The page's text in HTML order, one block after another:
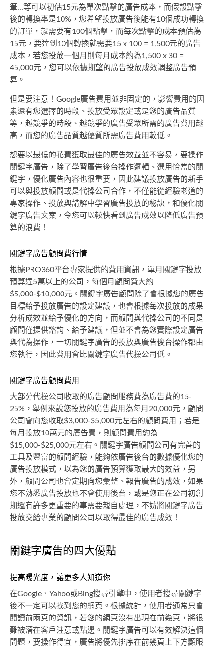
筆...等可以初估15元為單次點擊的廣告成本，而假設點擊
後的轉換率是10%，您希望投放廣告後能有10個成功轉換
的訂單，就需要有100個點擊，而每次點擊的成本預估為
15元，要達到10個轉換就需要15 x 100 = 1,500元的廣告
成本，若您投放一個月則每月成本約為1,500 x 30 =
45,000元，您可以依據期望的廣告投放成效調整廣告預
算。
但是要注意！Google廣告費用並非固定的，影響費用的因
素還有您選擇的時段、投放受眾設定或是您的廣告品質
等，越競爭的時段、越競爭的廣告受眾所需的廣告費用越
高，而您的廣告品質越優質所需廣告費用較低。
想要以最低的花費獲取最佳的廣告效益並不容易，要操作
關鍵字廣告，除了學習廣告後台操作邏輯、選用恰當的關
鍵字，優化廣告內容也很重要，因此建議投放廣告的新手
可以與投放顧問或是代操公司合作，不僅能從經驗老道的
專家操作、投放與講解中學習廣告投放的秘訣，和優化關
鍵字廣告文案，令您可以較快看到廣告成效以降低廣告預
算的浪費！
關鍵字廣告顧問費行情
根據PRO360平台專家提供的費用資訊，單月關鍵字投放
預算達5萬以上的公司，每個月顧問費大約
$5,000-$10,000元。關鍵字廣告顧問除了會根據您的廣告
目標給予投放廣告的設定建議，也會根據每次投放的成果
分析成效並給予優化的方向，而顧問與代操公司的不同是
顧問僅提供諮詢、給予建議，但並不會為您實際設定廣告
與代為操作，一切關鍵字廣告的投放與廣告後台操作都由
您執行，因此費用會比關鍵字廣告代操公司低。
關鍵字廣告顧問費用
大部分代操公司收取的廣告顧問服務費為廣告費的15-
25%，舉例來說您投放的廣告費用為每月20,000元，顧問
公司會向您收取$3,000-$5,000元左右的顧問費用；若是
每月投放10萬元的廣告費，則顧問費用約為
$15,000-$25,000元左右。關鍵字廣告顧問公司有完善的
工具及豐富的顧問經驗，能夠依廣告後台的數據優化您的
廣告投放模式，以為您的廣告預算獲取最大的效益，另
外，顧問公司也會定期向您彙整、報告廣告的成效，如果
您不熟悉廣告投放也不會使用後台，或是您正在公司初創
期還有許多更重要的事需要親自處理，不妨將關鍵字廣告
投放交給專業的顧問公司以取得最佳的廣告成效！
關鍵字廣告的四大優點
提高曝光度，讓更多人知道你
在Google、Yahoo或Bing搜尋引擎中，使用者搜尋關鍵字
後不一定可以找到您的網頁。根據統計，使用者通常只會
閱讀前兩頁的資訊，若您的網頁沒有出現在前幾頁，將很
難被潛在客戶注意或點選。關鍵字廣告可以有效解決這個
問題，要操作得宜，廣告將優先排序在前幾頁上下方顯眼